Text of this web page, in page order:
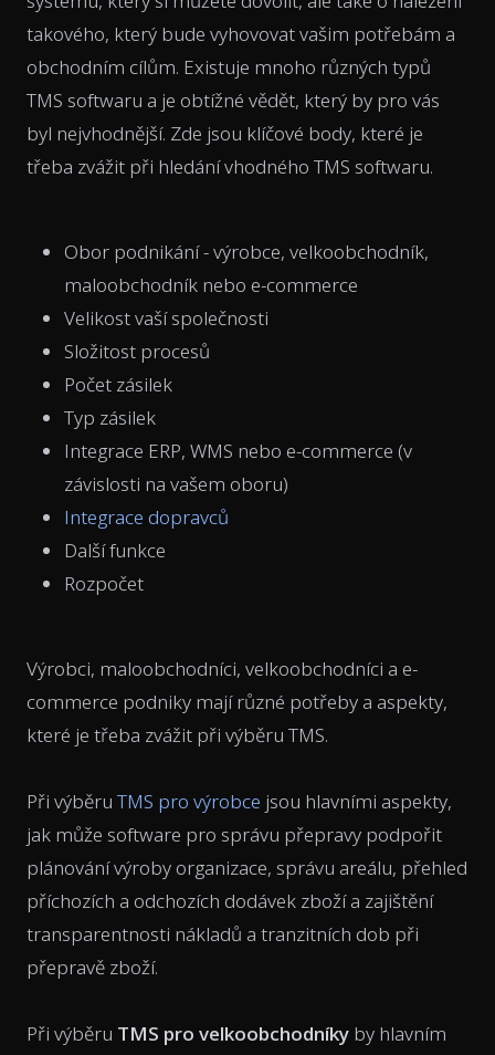
takového, který bude vyhovovat vašim potřebám a
obchodním cílům. Existuje mnoho různých typů
TMS softwaru a je obtížné vědět, který by pro vás
byl nejvhodnější. Zde jsou klíčové body, které je
třeba zvážit při hledání vhodného TMS softwaru.
Obor podnikání - výrobce, velkoobchodník,
maloobchodník nebo e-commerce
Velikost vaší společnosti
Složitost procesů
Počet zásilek
Typ zásilek
Integrace ERP, WMS nebo e-commerce (v
závislosti na vašem oboru)
Integrace dopravců
Další funkce
Rozpočet
Výrobci, maloobchodníci, velkoobchodníci a e-
commerce podniky mají různé potřeby a aspekty,
které je třeba zvážit při výběru TMS.
Při výběru TMS pro výrobce jsou hlavními aspekty,
jak může software pro správu přepravy podpořit
plánování výroby organizace, správu areálu, přehled
příchozích a odchozích dodávek zboží a zajištění
transparentnosti nákladů a tranzitních dob při
přepravě zboží.
Při výběru TMS pro velkoobchodníky by hlavním